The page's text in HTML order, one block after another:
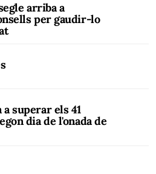
arriba a
per gaudir-lo
superar els 41
dia de l'onada de